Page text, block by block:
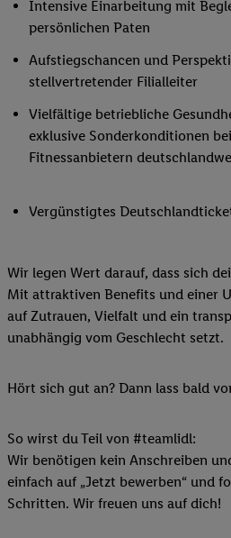
Intensive Einarbeitung mit
persönlichen Paten
Aufstiegschancen und
stellvertretender Filialleiter
Vielfältige betriebliche
exklusive Sonderkonditionen
Fitnessanbietern
Vergünstigtes
Wir legen Wert darauf, dass sich
Mit attraktiven Benefits und einer
auf Zutrauen, Vielfalt und ein
unabhängig vom Geschlecht setzt.
Hört sich gut an? Dann lass bald
So wirst du Teil von #teamlidl:
Wir benötigen kein Anschreiben
einfach auf „Jetzt bewerben“ und
Schritten. Wir freuen uns auf dich!